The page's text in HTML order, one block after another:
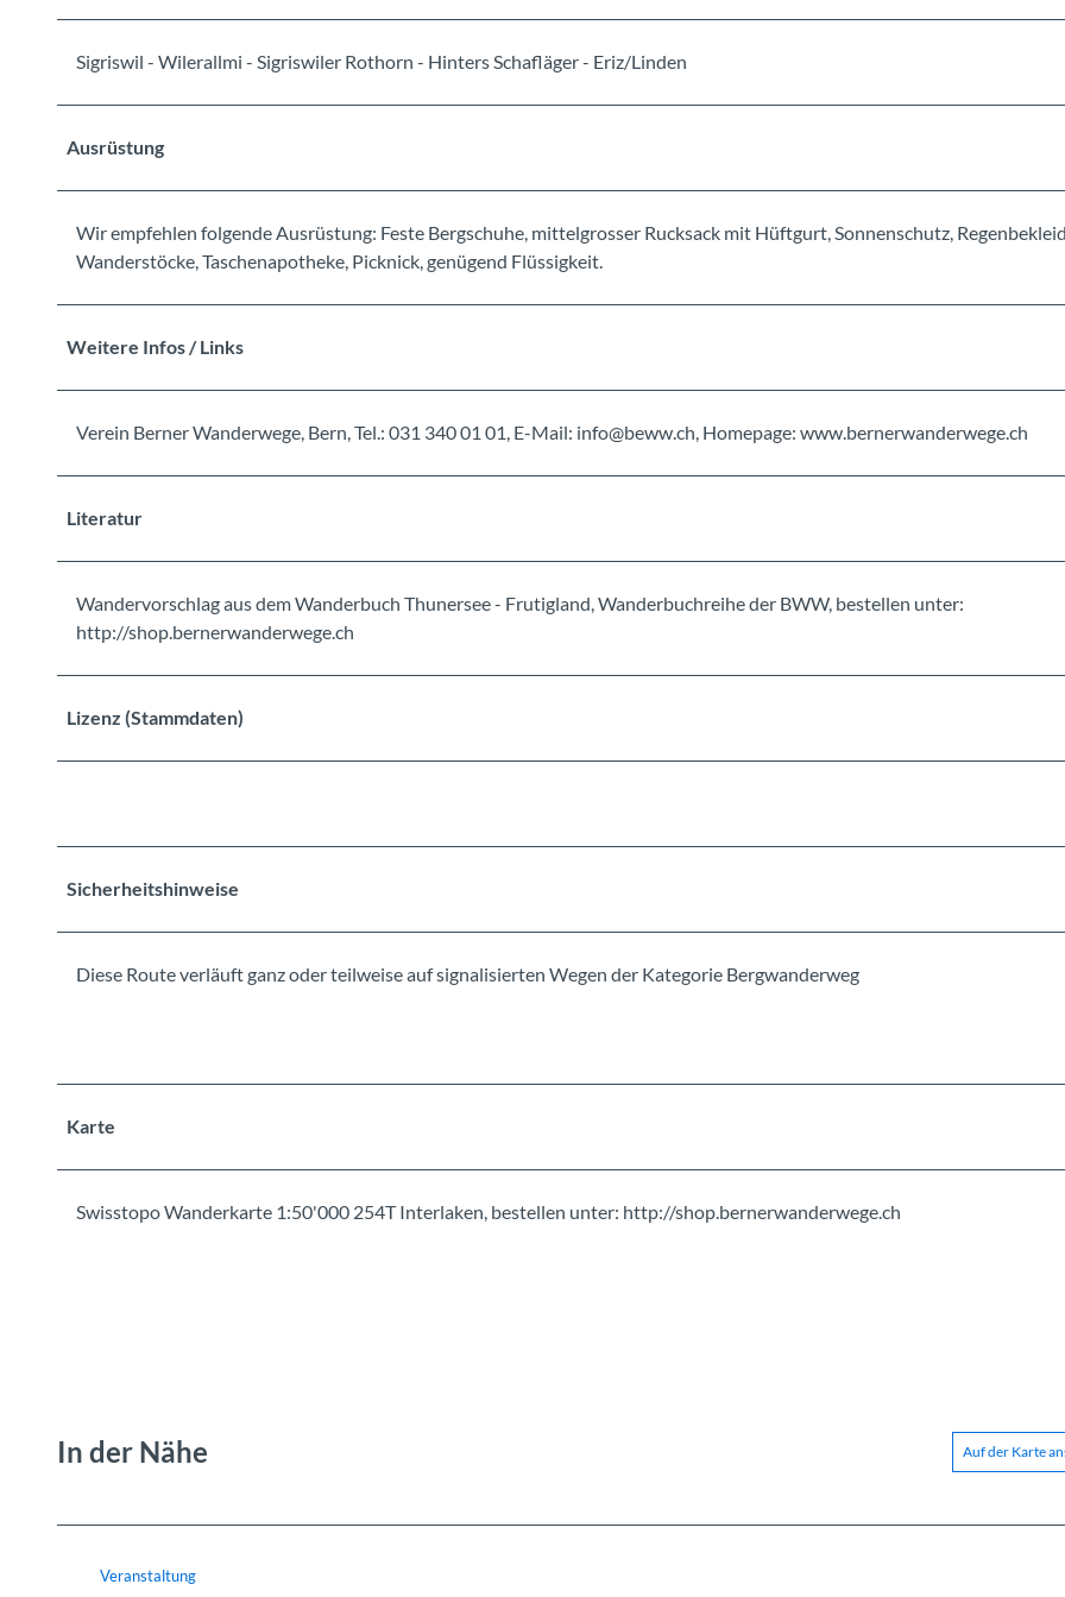
Sigriswil - Wilerallmi - Sigriswiler Rothorn - Hinters Schafläger - Eriz/Linden
Ausrüstung
Wir empfehlen folgende Ausrüstung: Feste Bergschuhe, mittelgrosser Rucksack mit Hüftgurt, Sonnenschutz,
Wanderstöcke, Taschenapotheke, Picknick, genügend Flüssigkeit.
Weitere Infos / Links
Verein Berner Wanderwege, Bern, Tel.: 031 340 01 01, E-Mail: info@beww.ch, Homepage: www.bernerwanderwege.ch
Literatur
Wandervorschlag aus dem Wanderbuch Thunersee - Frutigland, Wanderbuchreihe der BWW, bestellen unter:
http://shop.bernerwanderwege.ch
Lizenz (Stammdaten)
Sicherheitshinweise
Diese Route verläuft ganz oder teilweise auf signalisierten Wegen der Kategorie Bergwanderweg
Karte
Swisstopo Wanderkarte 1:50'000 254T Interlaken, bestellen unter: http://shop.bernerwanderwege.ch
In der Nähe Auf der Karte
Veranstaltung